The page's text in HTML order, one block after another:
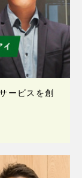
ービスを創